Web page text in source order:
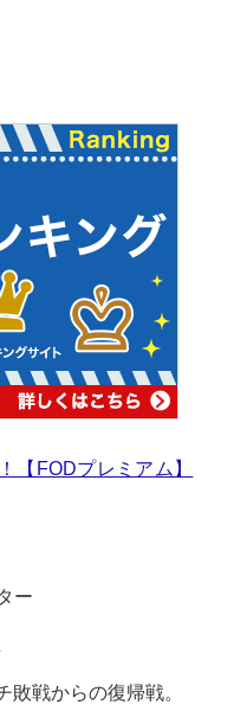
【FODプレミアム】
ー
敗戦からの復帰戦。